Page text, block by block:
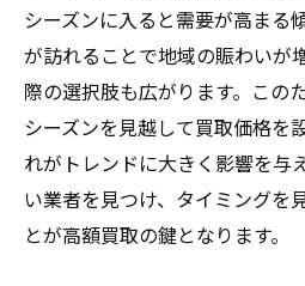
シーズンに入ると需要が高まる
が訪れることで地域の賑わいが
際の選択肢も広がります。この
シーズンを見越して買取価格を
れがトレンドに大きく影響を与
い業者を見つけ、タイミングを
とが高額買取の鍵となります。